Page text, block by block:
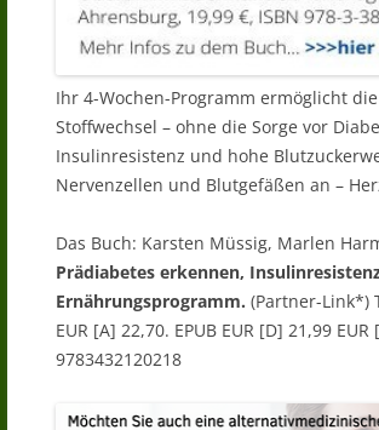
Ihr 4-Wochen-Programm ermöglicht
Stoffwechsel – ohne die Sorge vor
Insulinresistenz und hohe
Nervenzellen und Blutgefäßen an –
Das Buch: Karsten Müssig, Marlen
Prädiabetes erkennen,
Ernährungsprogramm. (Partner-Link*)
EUR [A] 22,70. EPUB EUR [D] 21,99
9783432120218